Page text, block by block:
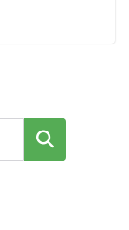
Cari